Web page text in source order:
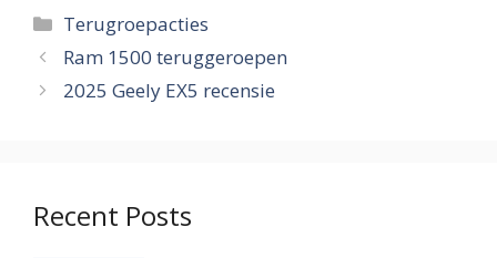
Categorieën
Terugroepacties
Ram 1500 teruggeroepen
2025 Geely EX5 recensie
Recent Posts